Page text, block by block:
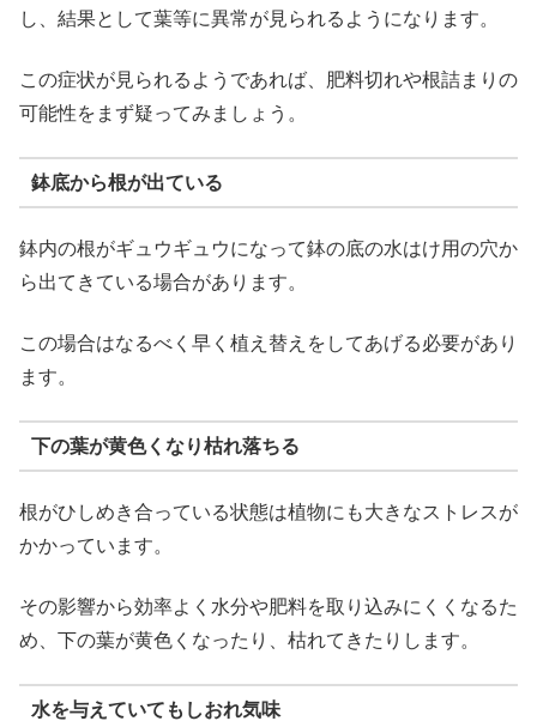
し、結果として葉等に異常が見られるようになります。
この症状が見られるようであれば、肥料切れや根詰まりの
可能性をまず疑ってみましょう。
鉢底から根が出ている
鉢内の根がギュウギュウになって鉢の底の水はけ用の穴か
ら出てきている場合があります。
この場合はなるべく早く植え替えをしてあげる必要があり
ます。
下の葉が黄色くなり枯れ落ちる
根がひしめき合っている状態は植物にも大きなストレスが
かかっています。
その影響から効率よく水分や肥料を取り込みにくくなるた
め、下の葉が黄色くなったり、枯れてきたりします。
水を与えていてもしおれ気味